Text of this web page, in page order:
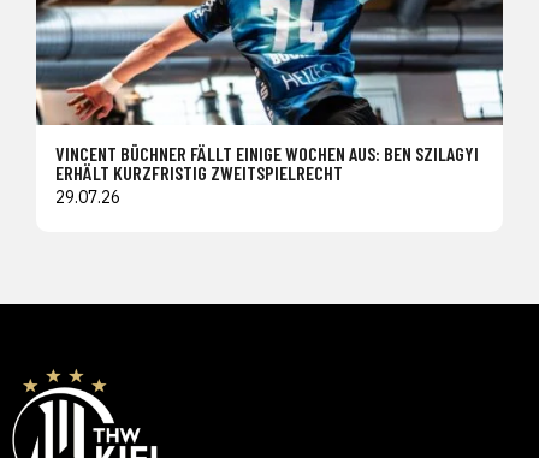
VINCENT BÜCHNER FÄLLT EINIGE WOCHEN AUS: BEN SZILAGYI
ERHÄLT KURZFRISTIG ZWEITSPIELRECHT
29.07.26